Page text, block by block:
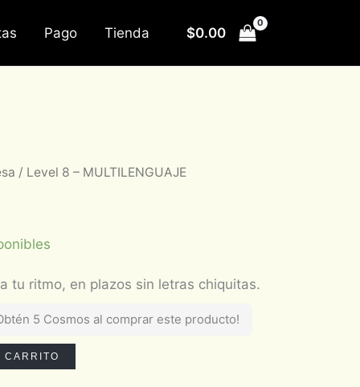
Pago Tienda $0.00
/ Level 8 – MULTILENGUAJE
5 Cosmos al comprar este producto!
CARRITO